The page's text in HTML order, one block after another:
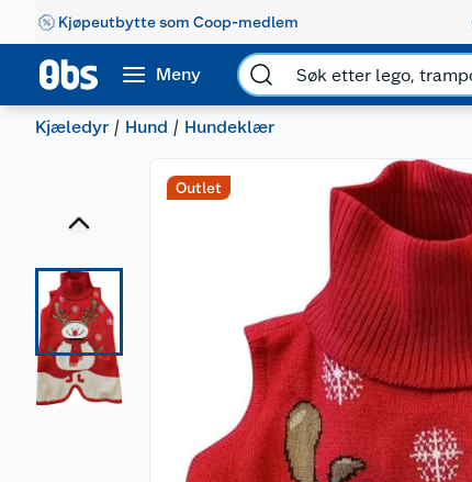
Kjøpeutbytte som Coop-medlem
Meny
Kjæledyr Hund Hundeklær
Outlet